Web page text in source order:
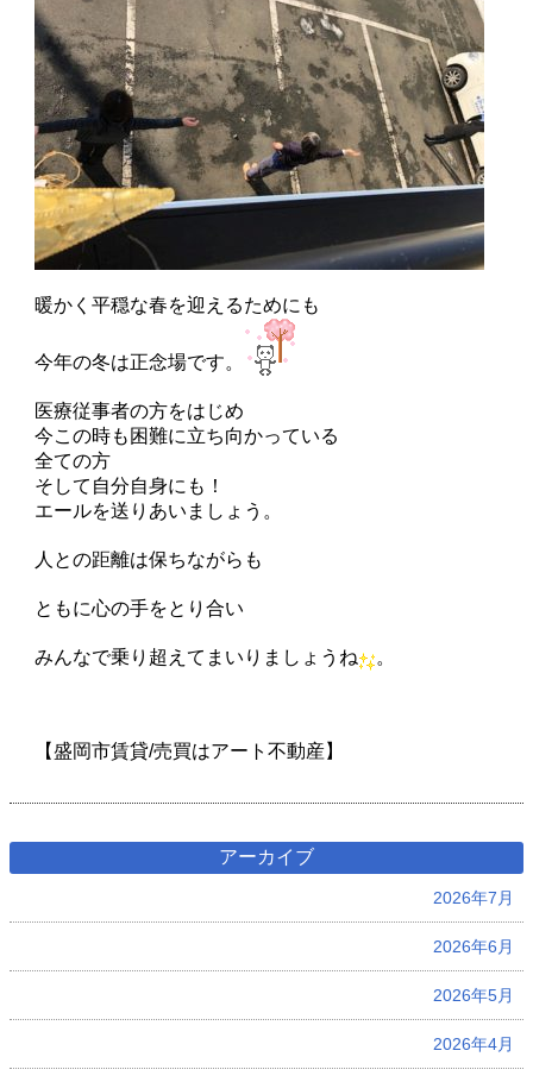
暖かく平穏な春を迎えるためにも
今年の冬は正念場です。
医療従事者の方をはじめ
今この時も困難に立ち向かっている
全ての方
そして自分自身にも！
エールを送りあいましょう。
人との距離は保ちながらも
ともに心の手をとり合い
みんなで乗り超えてまいりましょうね 。
【盛岡市賃貸/売買はアート不動産】
アーカイブ
2026年7月
2026年6月
2026年5月
2026年4月